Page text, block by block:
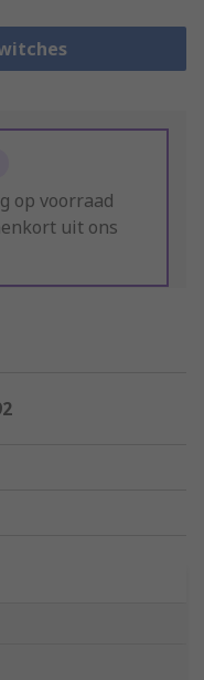
op voorraad
uit ons